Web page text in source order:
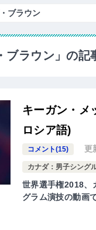
ブラウン
ブラウン」の記
キーガン・
ロシア語)
コメント(15) 更
カナダ：男子シング
世界選手権2018、
グラム演技の動画で